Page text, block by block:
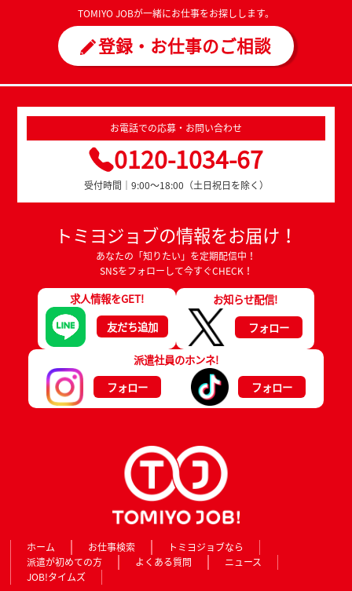
TOMIYO JOBが一緒にお仕事をお探しします。
登録・お仕事のご相談
お電話での応募・お問い合わせ
0120-1034-67
受付時間｜9:00～18:00（土日祝日を除く）
トミヨジョブの情報をお届け！
あなたの「知りたい」を定期配信中！
SNSをフォローして今すぐCHECK！
求人情報をGET!
友だち追加
お知らせ配信!
フォロー
派遣社員のホンネ!
フォロー
フォロー
ホーム お仕事検索
トミヨジョブなら
派遣が初めての方
よくある質問
ニュース
JOB!タイムズ